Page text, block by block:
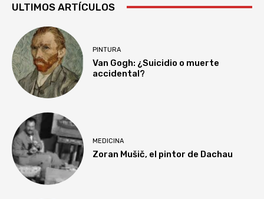
ULTIMOS ARTÍCULOS
PINTURA
Van Gogh: ¿Suicidio o muerte
accidental?
MEDICINA
Zoran Mušič, el pintor de Dachau